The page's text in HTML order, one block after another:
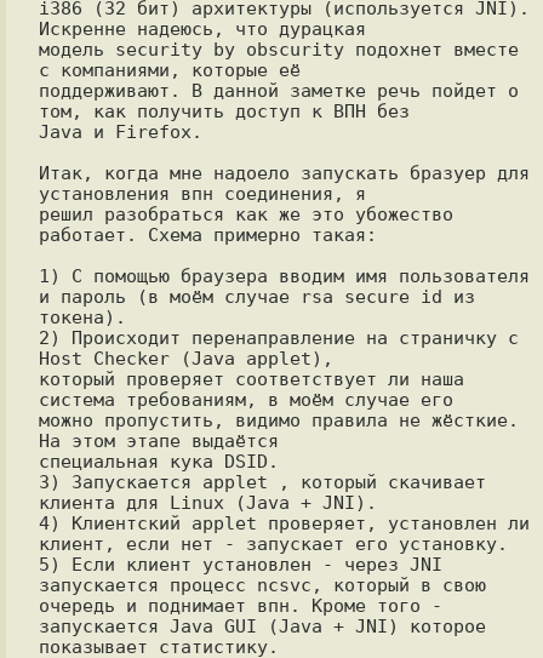
i386 (32 бит) архитектуры (используется JNI).
Искренне надеюсь, что дурацкая
модель security by obscurity подохнет вместе
с компаниями, которые её
поддерживают. В данной заметке речь пойдет о
том, как получить доступ к ВПН без
Java и Firefox.
Итак, когда мне надоело запускать бразуер для
установления впн соединения, я
решил разобраться как же это убожество
работает. Схема примерно такая:
1) С помощью браузера вводим имя пользователя
и пароль (в моём случае rsa secure id из
токена).
2) Происходит перенаправление на страничку с
Host Checker (Java applet),
который проверяет соответствует ли наша
система требованиям, в моём случае его
можно пропустить, видимо правила не жёсткие.
На этом этапе выдаётся
специальная кука DSID.
3) Запускается applet , который скачивает
клиента для Linux (Java + JNI).
4) Клиентский applet проверяет, установлен ли
клиент, если нет - запускает его установку.
5) Если клиент установлен - через JNI
запускается процесс ncsvc, который в свою
очередь и поднимает впн. Кроме того -
запускается Java GUI (Java + JNI) которое
показывает статистику.